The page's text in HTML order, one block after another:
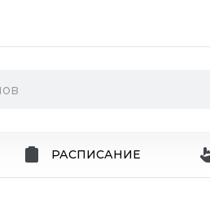
РАСПИСАНИЕ